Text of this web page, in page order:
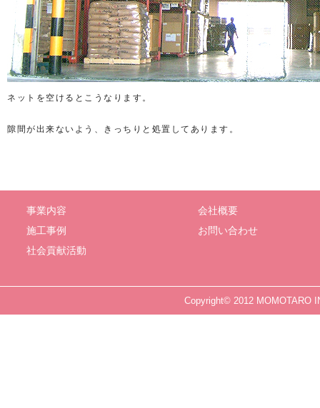
ネットを空けるとこうなります。
隙間が出来ないよう、きっちりと処置してあります。
事業内容
施工事例
社会貢献活動
会社概要
お問い合わせ
Copyright© 2012 MOMOTARO